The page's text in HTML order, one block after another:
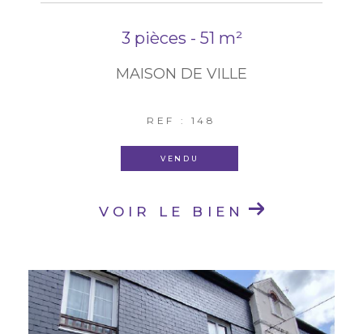
3 pièces - 51 m²
MAISON DE VILLE
REF : 148
VENDU
VOIR LE BIEN